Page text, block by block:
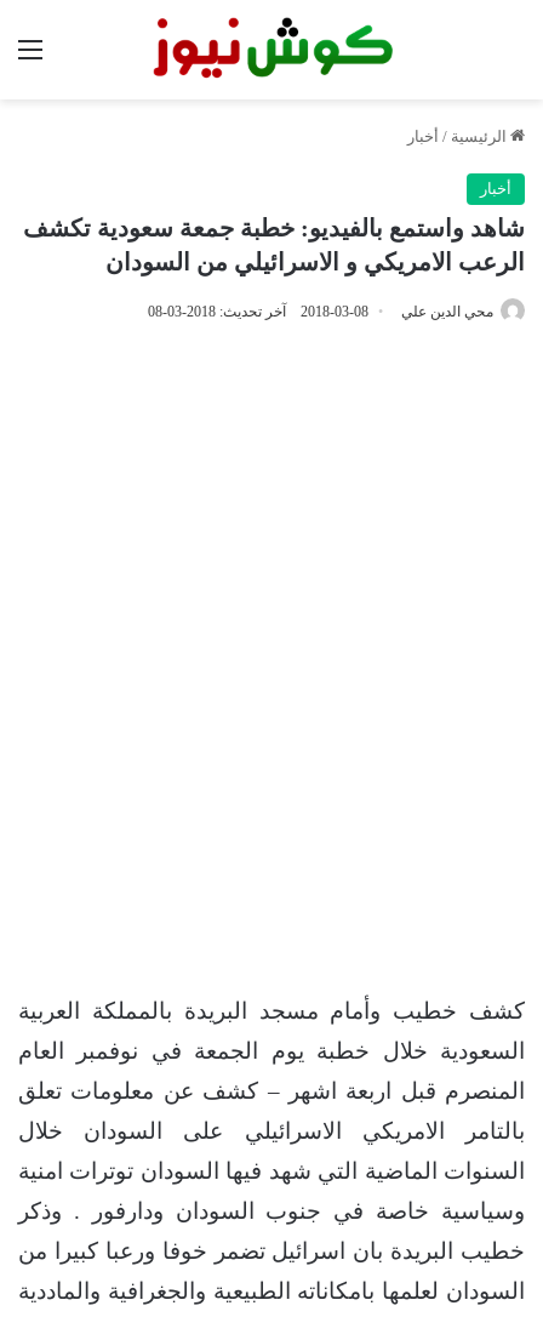
الرئيسية / أخبار
أخبار
شاهد واستمع بالفيديو: خطبة جمعة سعودية تكشف
الرعب الامريكي و الاسرائيلي من السودان
محي الدين علي 2018-03-08 آخر تحديث: 2018-03-08
كشف خطيب وأمام مسجد البريدة بالمملكة العربية
السعودية خلال خطبة يوم الجمعة في نوفمبر العام
المنصرم قبل اربعة اشهر – كشف عن معلومات تعلق
بالتامر الامريكي الاسرائيلي على السودان خلال
السنوات الماضية التي شهد فيها السودان توترات امنية
وسياسية خاصة في جنوب السودان ودارفور . وذكر
خطيب البريدة بان اسرائيل تضمر خوفا ورعبا كبيرا من
السودان لعلمها بامكاناته الطبيعية والجغرافية والماددية